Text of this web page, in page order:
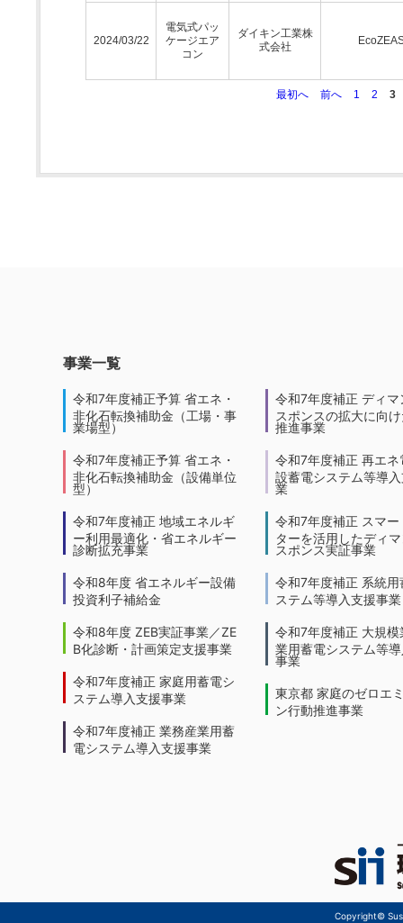
2024/03/22
電気式パッ
ケージエア
コン
ダイキン工業株
式会社
最初へ 前へ 1 2 3
事業一覧
令和7年度補正予算 省エネ・
非化石転換補助金（工場・事
業場型）
令和7年度補正予算 省エネ・
非化石転換補助金（設備単位
型）
令和7年度補正 地域エネルギ
ー利用最適化・省エネルギー
診断拡充事業
令和8年度 省エネルギー設備
投資利子補給金
令和8年度 ZEB実証事業／ZE
B化診断・計画策定支援事業
令和7年度補正 家庭用蓄電シ
ステム導入支援事業
令和7年度補正 業務産業用蓄
電システム導入支援事業
令和7年度補正 ディマ
スポンスの拡大に向
推進事業
令和7年度補正 再エネ
設蓄電システム等導
業
令和7年度補正 スマー
ターを活用したディ
スポンス実証事業
令和7年度補正 系統用
ステム等導入支援事業
令和7年度補正 大規模
業用蓄電システム等
事業
東京都 家庭のゼロエ
ン行動推進事業
Copyright©